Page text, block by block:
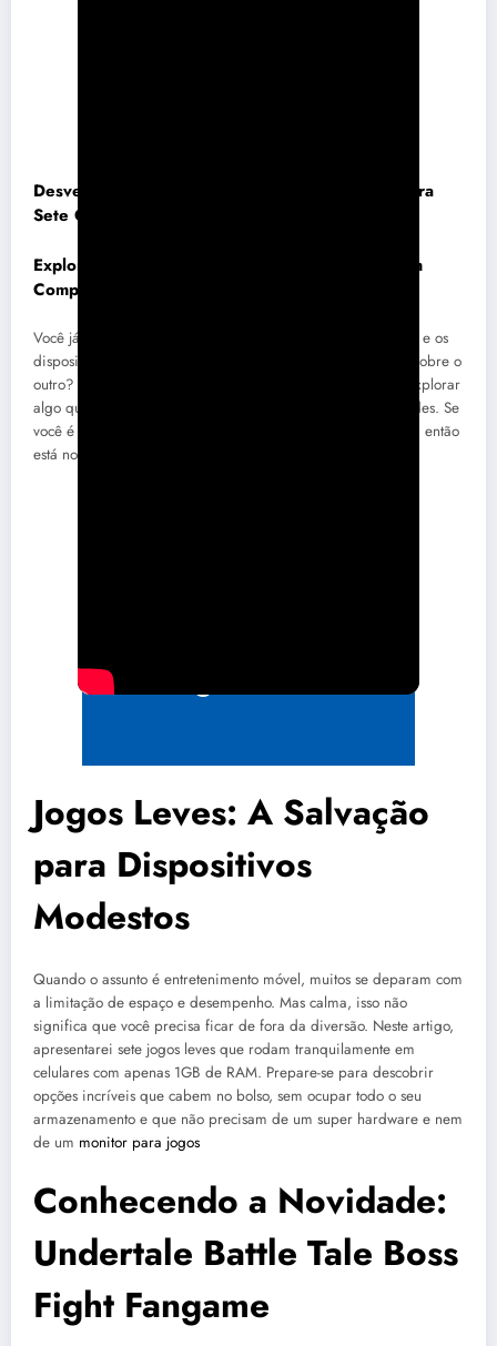
Desvendando o Mundo dos Jogos Leves: Descubra
Sete Opções Incríveis para Celulares Fracos
Explorando Alternativas Leves para Diversão sem
Complicações
Você já se pegou questionando as diferenças entre o iPhone e os
dispositivos Android? O que realmente faz um se destacar sobre o
outro? Sou Levi, um amante da praticidade, e hoje vamos explorar
algo que vai além da batalha entre maçãs e robozinhos verdes. Se
você é da turma que busca jogos leves para celulares fracos, então
está no lugar certo.
Jogos Leves: A Salvação
para Dispositivos
Modestos
Quando o assunto é entretenimento móvel, muitos se deparam com
a limitação de espaço e desempenho. Mas calma, isso não
significa que você precisa ficar de fora da diversão. Neste artigo,
apresentarei sete jogos leves que rodam tranquilamente em
celulares com apenas 1GB de RAM. Prepare-se para descobrir
opções incríveis que cabem no bolso, sem ocupar todo o seu
armazenamento e que não precisam de um super hardware e nem
de um monitor para jogos
Conhecendo a Novidade:
Undertale Battle Tale Boss
Fight Fangame